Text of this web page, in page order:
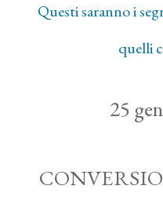
Questi saranno i
quelli
25